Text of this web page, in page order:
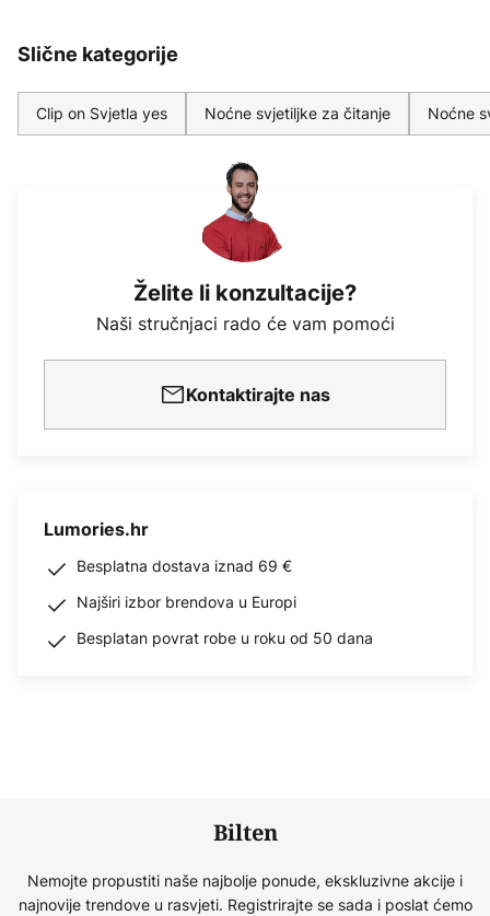
Slične kategorije
Clip on Svjetla yes Noćne svjetiljke za čitanje Noćne
Želite li konzultacije?
Naši stručnjaci rado će vam pomoći
Kontaktirajte nas
Lumories.hr
Besplatna dostava iznad 69 €
Najširi izbor brendova u Europi
Besplatan povrat robe u roku od 50 dana
Bilten
Nemojte propustiti naše najbolje ponude, ekskluzivne akcije i
najnovije trendove u rasvjeti. Registrirajte se sada i poslat ćemo